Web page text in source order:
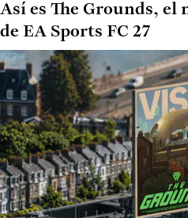
Así es The Grounds,
de EA Sports FC 27